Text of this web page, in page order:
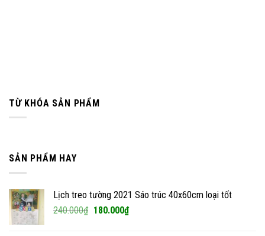
TỪ KHÓA SẢN PHẨM
SẢN PHẨM HAY
Lịch treo tường 2021 Sáo trúc 40x60cm loại tốt
240.000₫ Giá
180.000₫Giá